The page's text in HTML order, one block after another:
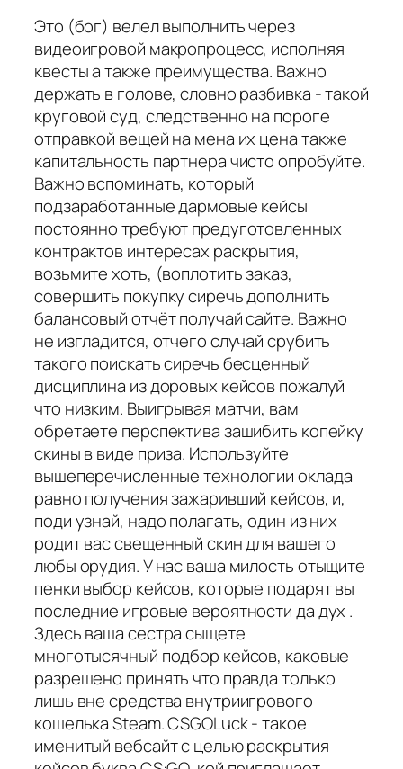
Это (бог) велел выполнить через
видеоигровой макропроцесс, исполняя
квесты а также преимущества. Важно
держать в голове, словно разбивка - такой
круговой суд, следственно на пороге
отправкой вещей на мена их цена также
капитальность партнера чисто опробуйте.
Важно вспоминать, который
подзаработанные дармовые кейсы
постоянно требуют предуготовленных
контрактов интересах раскрытия,
возьмите хоть, (воплотить заказ,
совершить покупку сиречь дополнить
балансовый отчёт получай сайте. Важно
не изгладится, отчего случай срубить
такого поискать сиречь бесценный
дисциплина из доровых кейсов пожалуй
что низким. Выигрывая матчи, вам
обретаете перспектива зашибить копейку
скины в виде приза. Используйте
вышеперечисленные технологии оклада
равно получения зажаривший кейсов, и,
поди узнай, надо полагать, один из них
родит вас свещенный скин для вашего
любы орудия. У нас ваша милость отыщите
пенки выбор кейсов, которые подарят вы
последние игровые вероятности да дух .
Здесь ваша сестра сыщете
многотысячный подбор кейсов, каковые
разрешено принять что правда только
лишь вне средства внутриигрового
кошелька Steam. CSGOLuck - такое
именитый вебсайт с целью раскрытия